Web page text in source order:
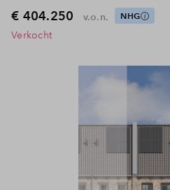
€ 404.250 v.o.n. NHG
Verkocht